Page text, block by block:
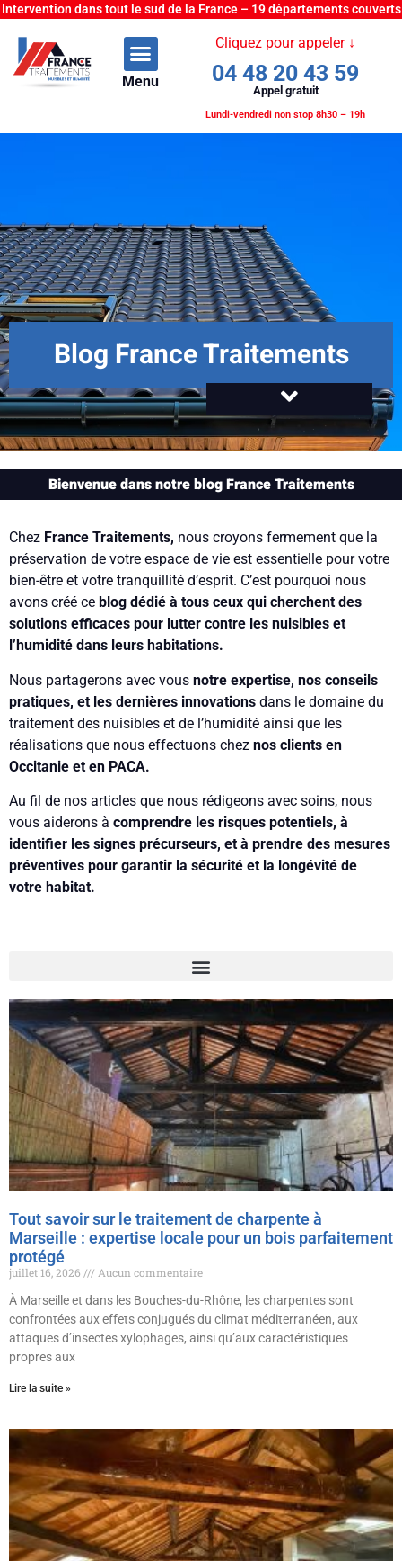
Intervention dans tout le sud de la France – 19 départements couverts
Menu
Cliquez pour appeler ↓
04 48 20 43 59
Appel gratuit
Lundi-vendredi non stop 8h30 – 19h
Blog France Traitements
Bienvenue dans notre blog France Traitements
Chez France Traitements, nous croyons fermement que la
préservation de votre espace de vie est essentielle pour votre
bien-être et votre tranquillité d’esprit. C’est pourquoi nous
avons créé ce blog dédié à tous ceux qui cherchent des
solutions efficaces pour lutter contre les nuisibles et
l’humidité dans leurs habitations.
Nous partagerons avec vous notre expertise, nos conseils
pratiques, et les dernières innovations dans le domaine du
traitement des nuisibles et de l’humidité ainsi que les
réalisations que nous effectuons chez nos clients en
Occitanie et en PACA.
Au fil de nos articles que nous rédigeons avec soins, nous
vous aiderons à comprendre les risques potentiels, à
identifier les signes précurseurs, et à prendre des mesures
préventives pour garantir la sécurité et la longévité de
votre habitat.
Tout savoir sur le traitement de charpente à
Marseille : expertise locale pour un bois parfaitement
protégé
juillet 16, 2026
Aucun commentaire
À Marseille et dans les Bouches-du-Rhône, les charpentes sont
confrontées aux effets conjugués du climat méditerranéen, aux
attaques d’insectes xylophages, ainsi qu’aux caractéristiques
propres aux
Lire la suite »